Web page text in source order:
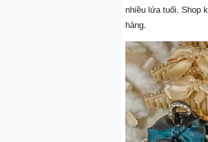
nhiều lứa tuổi. Shop
hàng.